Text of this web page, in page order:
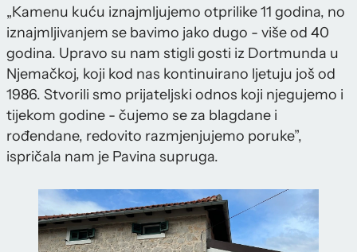
„Kamenu kuću iznajmljujemo otprilike 11 godina, no
iznajmljivanjem se bavimo jako dugo - više od 40
godina. Upravo su nam stigli gosti iz Dortmunda u
Njemačkoj, koji kod nas kontinuirano ljetuju još od
1986. Stvorili smo prijateljski odnos koji njegujemo i
tijekom godine - čujemo se za blagdane i
rođendane, redovito razmjenjujemo poruke”,
ispričala nam je Pavina supruga.